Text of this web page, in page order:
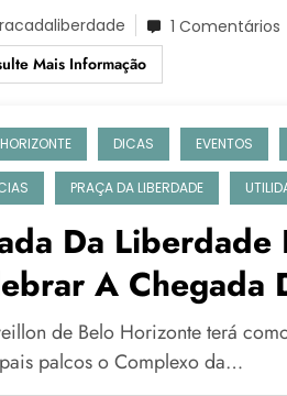
1 Comentários
Mais Informação
DICAS EVENTOS
PRAÇA DA LIBERDADE
Da Liberdade
A Chegada
Música, Arte E
No Circuito
de Belo Horizonte terá
palcos o Complexo da…